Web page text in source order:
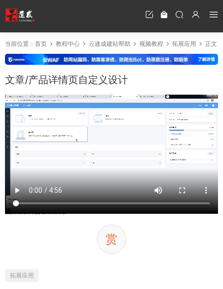
当前位置： 首页 教程中心 云速成建站帮助 视频教程 拓展应用 正文
文章/产品详情页自定义设计
赏
拓展应用